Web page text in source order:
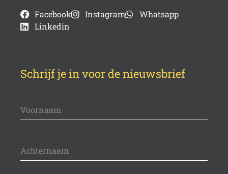
Facebook Instagram
Whatsapp
Linkedin
Schrijf je in voor de nieuwsbrief
Voornaam
Achternaam